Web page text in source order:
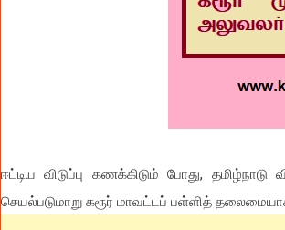
ஈட்டிய விடுப்பு கணக்கிடும் போது, தமிழ்நாடு
செயல்படுமாறு கரூர் மாவட்டப் பள்ளித்